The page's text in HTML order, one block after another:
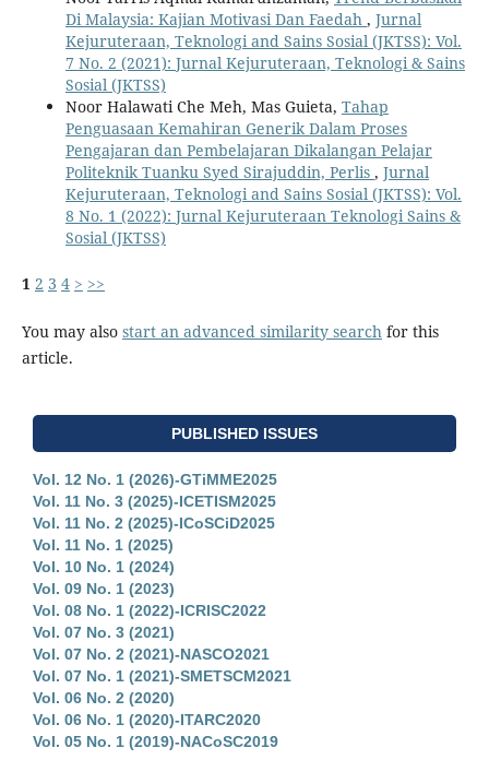
Di Malaysia: Kajian Motivasi Dan Faedah , Jurnal
Kejuruteraan, Teknologi and Sains Sosial (JKTSS): Vol.
7 No. 2 (2021): Jurnal Kejuruteraan, Teknologi & Sains
Sosial (JKTSS)
Noor Halawati Che Meh, Mas Guieta, Tahap
Penguasaan Kemahiran Generik Dalam Proses
Pengajaran dan Pembelajaran Dikalangan Pelajar
Politeknik Tuanku Syed Sirajuddin, Perlis , Jurnal
Kejuruteraan, Teknologi and Sains Sosial (JKTSS): Vol.
8 No. 1 (2022): Jurnal Kejuruteraan Teknologi Sains &
Sosial (JKTSS)
1 2 3 4 > >>
You may also start an advanced similarity searchfor this
article.
PUBLISHED ISSUES
Vol. 12 No. 1 (2026)-GTiMME2025
Vol. 11 No. 3 (2025)-ICETISM2025
Vol. 11 No. 2 (2025)-ICoSCiD2025
Vol. 11 No. 1 (2025)
Vol. 10 No. 1 (2024)
Vol. 09 No. 1 (2023)
Vol. 08 No. 1 (2022)-ICRISC2022
Vol. 07 No. 3 (2021)
Vol. 07 No. 2 (2021)-NASCO2021
Vol. 07 No. 1 (2021)-SMETSCM2021
Vol. 06 No. 2 (2020)
Vol. 06 No. 1 (2020)-ITARC2020
Vol. 05 No. 1 (2019)-NACoSC2019